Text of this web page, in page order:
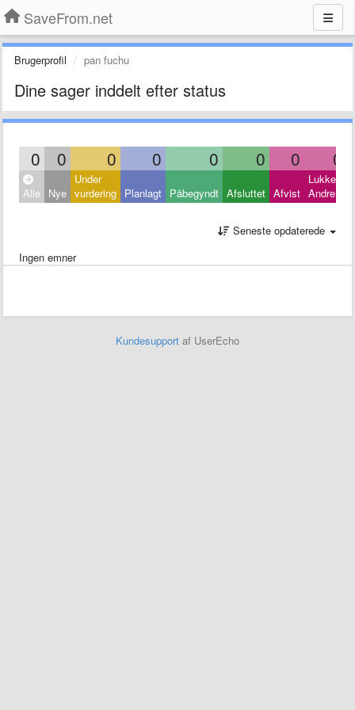
SaveFrom.net
Brugerprofil pan fuchu
Dine sager inddelt efter status
0 0 0 0 0 0 0 0
Alle Nye
Under
vurdering Planlagt Påbegyndt Afsluttet Afvist
Lukket:
Andre
Seneste opdaterede
Ingen emner
Kundesupport af UserEcho